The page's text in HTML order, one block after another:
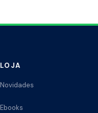
LOJA
Novidades
Ebooks